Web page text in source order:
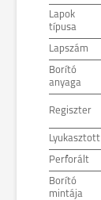
Lapok
típusa
Lapszám
Borító
anyaga
Regiszter
Lyukasztott
Perforált
Borító
mintája